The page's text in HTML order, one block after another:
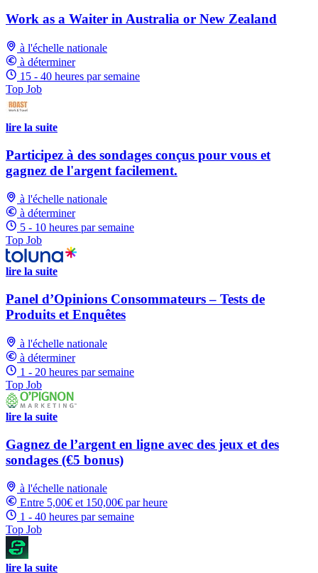
Work as a Waiter in Australia or New Zealand
à l'échelle nationale
à déterminer
15 - 40 heures par semaine
Top Job
lire la suite
Participez à des sondages conçus pour vous et
gagnez de l'argent facilement.
à l'échelle nationale
à déterminer
5 - 10 heures par semaine
Top Job
lire la suite
Panel d’Opinions Consommateurs – Tests de
Produits et Enquêtes
à l'échelle nationale
à déterminer
1 - 20 heures par semaine
Top Job
lire la suite
Gagnez de l’argent en ligne avec des jeux et des
sondages (€5 bonus)
à l'échelle nationale
Entre 5,00€ et 150,00€ par heure
1 - 40 heures par semaine
Top Job
lire la suite